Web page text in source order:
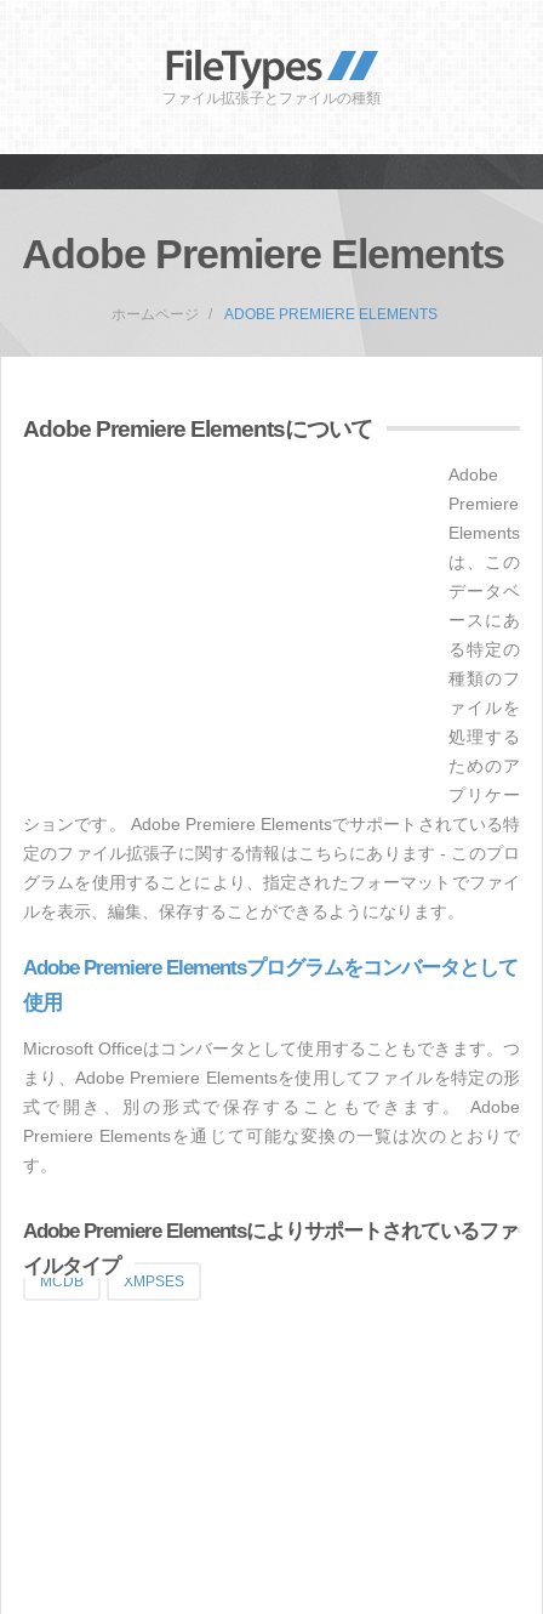
ファイル拡張子とファイルの種類
Adobe Premiere Elements
ホームページ ADOBE PREMIERE ELEMENTS
Adobe Premiere Elementsについて
Adobe
Premiere
Elements
は、この
データベ
ースにあ
る特定の
種類のフ
ァイルを
処理する
ためのア
プリケー
ションです。 Adobe Premiere Elementsでサポートされている特
定のファイル拡張子に関する情報はこちらにあります - このプロ
グラムを使用することにより、指定されたフォーマットでファイ
ルを表示、編集、保存することができるようになります。
Adobe Premiere Elementsプログラムをコンバータとして
使用
Microsoft Officeはコンバータとして使用することもできます。つ
まり、Adobe Premiere Elementsを使用してファイルを特定の形
式で開き、別の形式で保存することもできます。 Adobe
Premiere Elementsを通じて可能な変換の一覧は次のとおりで
す。
Adobe Premiere Elementsによりサポートされているファ
イルタイプ
MCDB XMPSES